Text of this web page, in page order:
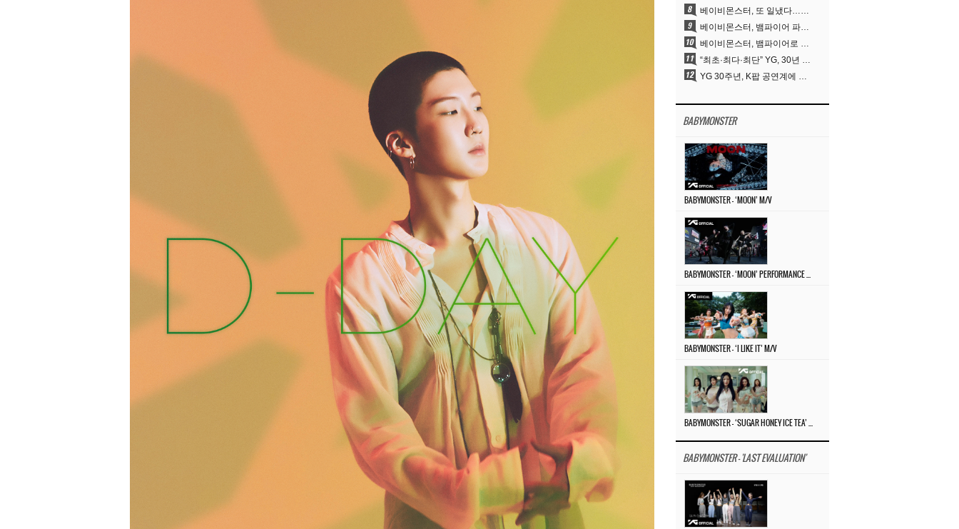
베이비몬스터, 또 일냈다…유튜브 월드와이드 1위
베이비몬스터, 뱀파이어 파격 변신..유튜브 트렌딩 1위 직행
베이비몬스터, 뱀파이어로 변신…‘MOON’으로 찍은 3개월 프로젝트
“최초·최다·최단” YG, 30년 뚝심이 빚어낸 K팝 투어의 새 지평
YG 30주년, K팝 공연계에 어떤 것을 남겼나
BABYMONSTER
BABYMONSTER – ‘MOON’ M/V
BABYMONSTER – ‘I LIKE IT’ M/V
BABYMONSTER - 'LAST EVALUATION'